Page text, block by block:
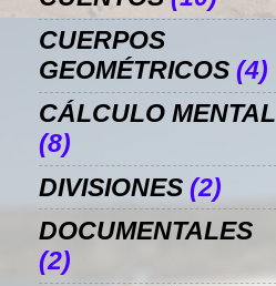
CUERPOS
GEOMÉTRICOS (4)
CÁLCULO MENTAL
(8)
DIVISIONES (2)
DOCUMENTALES
(2)